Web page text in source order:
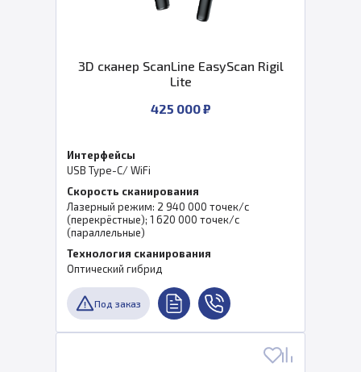
3D сканер ScanLine EasyScan Rigil
Lite
425 000 ₽
Интерфейсы
USB Type-C/ WiFi
Скорость сканирования
Лазерный режим: 2 940 000 точек/с
(перекрёстные); 1 620 000 точек/с
(параллельные)
Технология сканирования
Оптический гибрид
Под заказ